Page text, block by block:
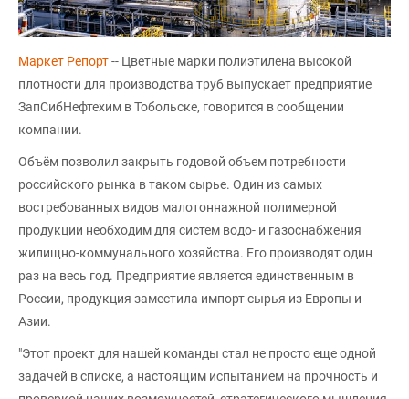
Маркет Репорт-- Цветные марки полиэтилена высокой
плотности для производства труб выпускает предприятие
ЗапСибНефтехим в Тобольске, говорится в сообщении
компании.
Объём позволил закрыть годовой объем потребности
российского рынка в таком сырье. Один из самых
востребованных видов малотоннажной полимерной
продукции необходим для систем водо- и газоснабжения
жилищно-коммунального хозяйства. Его производят один
раз на весь год. Предприятие является единственным в
России, продукция заместила импорт сырья из Европы и
Азии.
"Этот проект для нашей команды стал не просто еще одной
задачей в списке, а настоящим испытанием на прочность и